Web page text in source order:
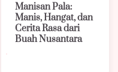
Manisan Pala:
Manis, Hangat, dan
Cerita Rasa dari
Buah Nusantara